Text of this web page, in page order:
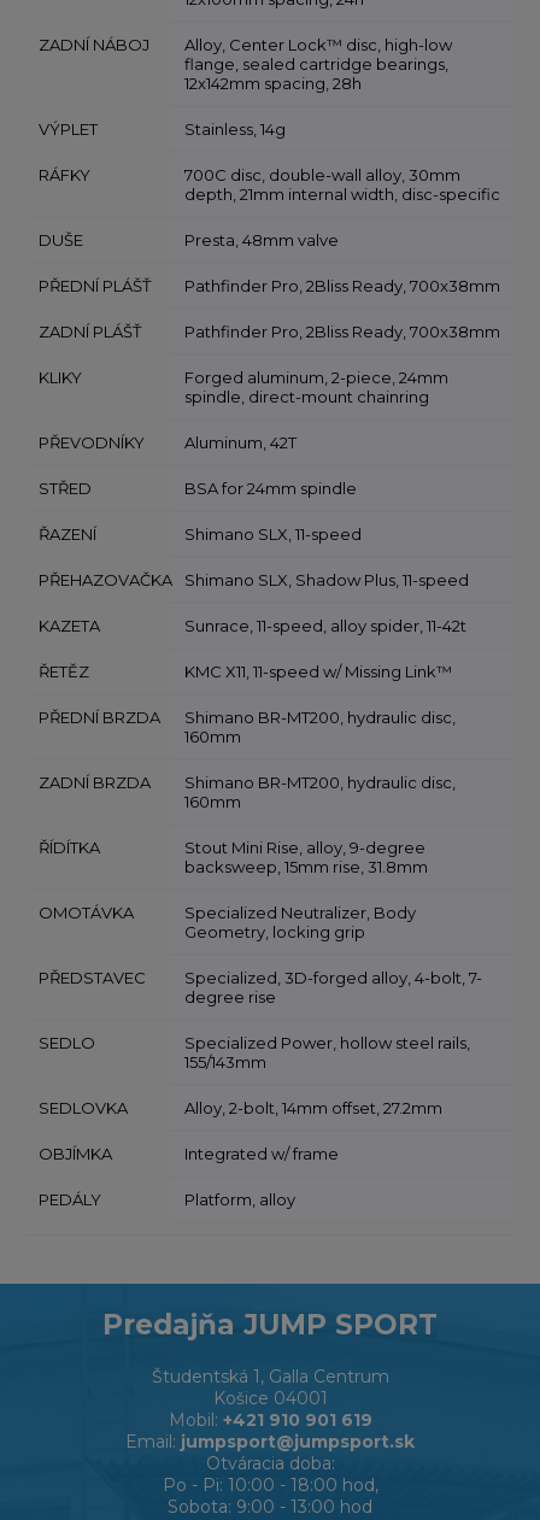
ZADNÍ NÁBOJ
Alloy, Center Lock™ disc, high-low
flange, sealed cartridge bearings,
12x142mm spacing, 28h
VÝPLET Stainless, 14g
RÁFKY
700C disc, double-wall alloy, 30mm
depth, 21mm internal width, disc-specific
DUŠE Presta, 48mm valve
PŘEDNÍ PLÁŠŤ Pathfinder Pro, 2Bliss Ready, 700x38mm
ZADNÍ PLÁŠŤ Pathfinder Pro, 2Bliss Ready, 700x38mm
KLIKY
Forged aluminum, 2-piece, 24mm
spindle, direct-mount chainring
PŘEVODNÍKY Aluminum, 42T
STŘED BSA for 24mm spindle
ŘAZENÍ Shimano SLX, 11-speed
PŘEHAZOVAČKA Shimano SLX, Shadow Plus, 11-speed
KAZETA Sunrace, 11-speed, alloy spider, 11-42t
ŘETĚZ KMC X11, 11-speed w/ Missing Link™
PŘEDNÍ BRZDA
Shimano BR-MT200, hydraulic disc,
160mm
ZADNÍ BRZDA
Shimano BR-MT200, hydraulic disc,
160mm
ŘÍDÍTKA
Stout Mini Rise, alloy, 9-degree
backsweep, 15mm rise, 31.8mm
OMOTÁVKA
Specialized Neutralizer, Body
Geometry, locking grip
PŘEDSTAVEC
Specialized, 3D-forged alloy, 4-bolt, 7-
degree rise
SEDLO
Specialized Power, hollow steel rails,
155/143mm
SEDLOVKA Alloy, 2-bolt, 14mm offset, 27.2mm
OBJÍMKA Integrated w/ frame
PEDÁLY Platform, alloy
Predajňa JUMP SPORT
Študentská 1, Galla Centrum
Košice 04001
Mobil: +421 910 901 619
Email: jumpsport@jumpsport.sk
Otváracia doba:
Po - Pi: 10:00 - 18:00 hod,
Sobota: 9:00 - 13:00 hod